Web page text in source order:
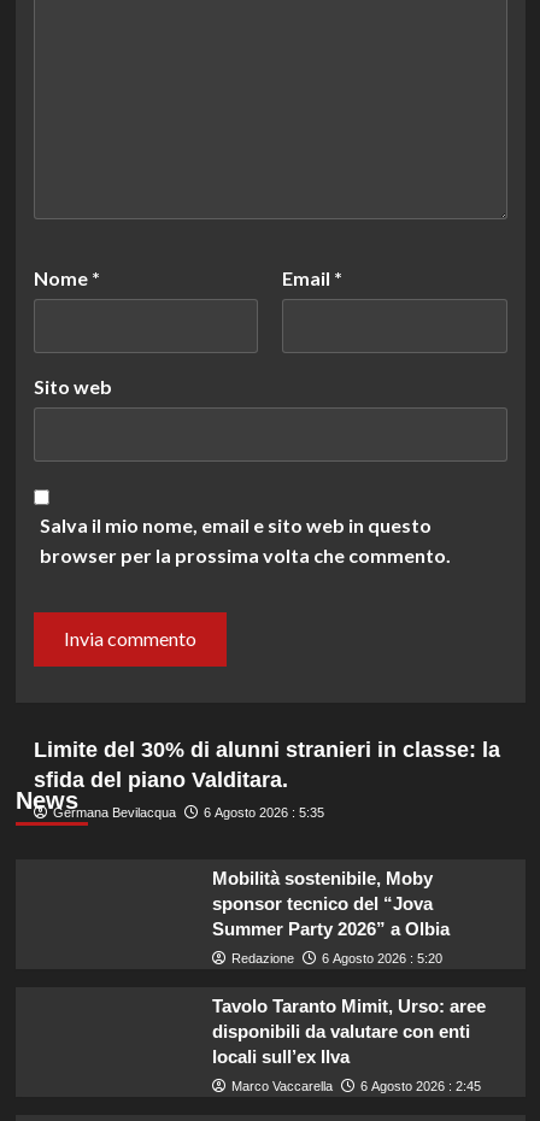
Nome * Email *
Sito web
Salva il mio nome, email e sito web in questo
browser per la prossima volta che commento.
News
Limite del 30% di alunni stranieri in classe: la
sfida del piano Valditara.
Germana Bevilacqua 6 Agosto 2026 : 5:35
Mobilità sostenibile, Moby
sponsor tecnico del “Jova
Summer Party 2026” a Olbia
Redazione 6 Agosto 2026 : 5:20
Tavolo Taranto Mimit, Urso: aree
disponibili da valutare con enti
locali sull’ex Ilva
Marco Vaccarella 6 Agosto 2026 : 2:45